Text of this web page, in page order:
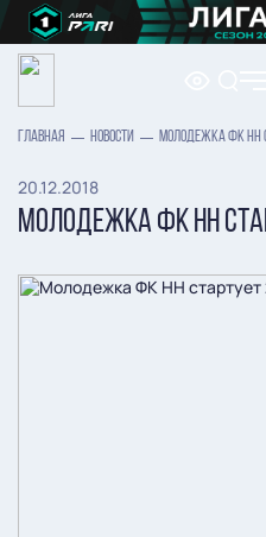
ГЛАВНАЯ НОВОСТИ МОЛОДЕЖКА ФК НН
20.12.2018
МОЛОДЕЖКА ФК НН